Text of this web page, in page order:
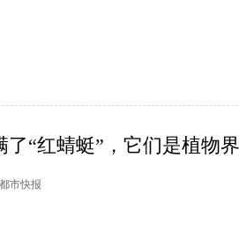
了“红蜻蜓”，它们是植物
市快报